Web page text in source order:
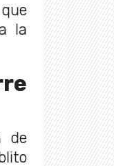
la
de